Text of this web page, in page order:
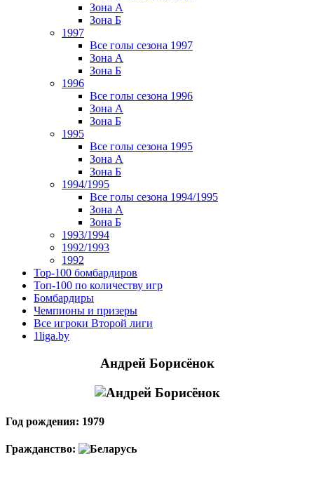
Зона А
Зона Б
1997
Все голы сезона 1997
Зона А
Зона Б
1996
Все голы сезона 1996
Зона А
Зона Б
1995
Все голы сезона 1995
Зона А
Зона Б
1994/1995
Все голы сезона 1994/1995
Зона А
Зона Б
1993/1994
1992/1993
1992
Top-100 бомбардиров
Топ-100 по количеству игр
Бомбардиры
Чемпионы и призеры
Все игроки Второй лиги
1liga.by
Андрей Борисёнок
Год рождения: 1979
Гражданство: